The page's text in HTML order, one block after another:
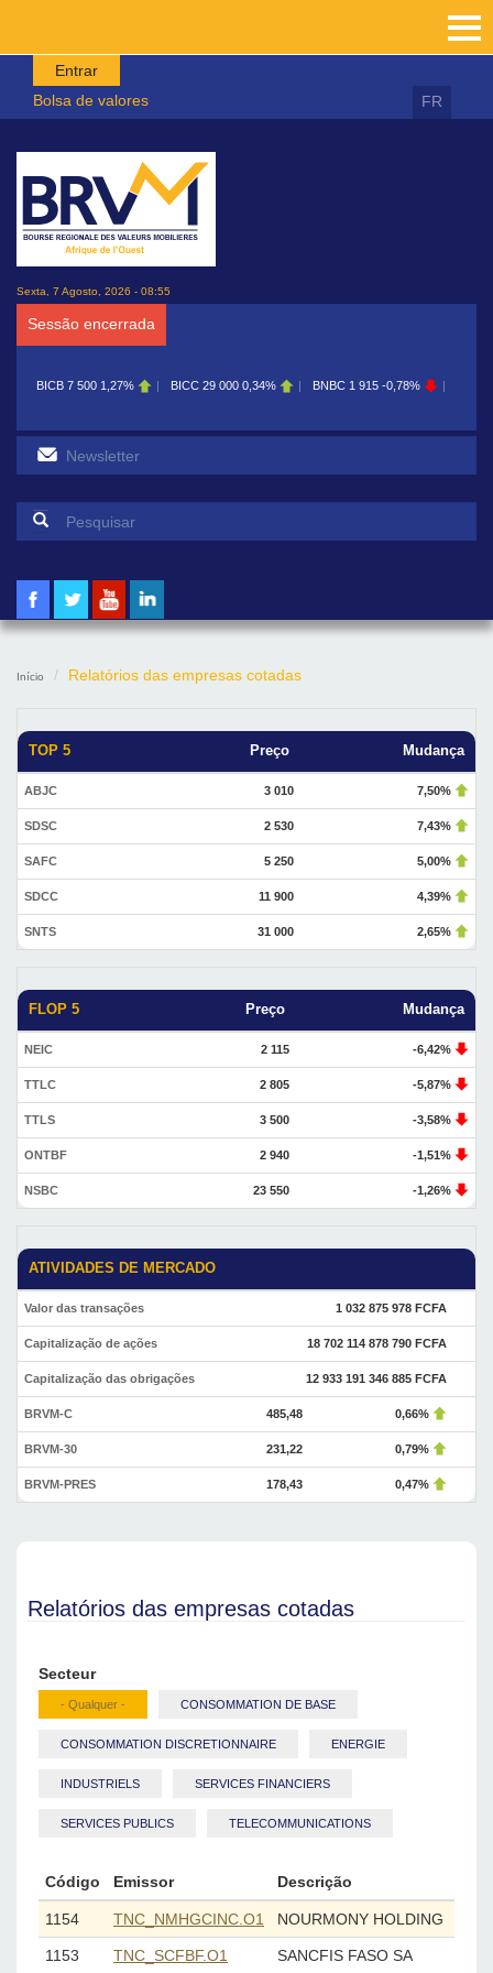
Passar para o conteúdo principal
Entrar
Bolsa de valores
FR
Sexta, 7 Agosto, 2026 - 08:55
Sessão encerrada
7 500 1,27% BICC 29 000 0,34% BNBC 1 915 -0,78% BOAB
Formulário de pesquisa
Início Relatórios das empresas cotadas
TOP 5 Preço Mudança
ABJC 3 010 7,50%
SDSC 2 530 7,43%
SAFC 5 250 5,00%
SDCC 11 900 4,39%
SNTS 31 000 2,65%
FLOP 5 Preço Mudança
NEIC 2 115 -6,42%
TTLC 2 805 -5,87%
TTLS 3 500 -3,58%
ONTBF 2 940 -1,51%
NSBC 23 550 -1,26%
ATIVIDADES DE MERCADO
Valor das transações 1 032 875 978 FCFA
Capitalização de ações 18 702 114 878 790 FCFA
Capitalização das obrigações 12 933 191 346 885 FCFA
BRVM-C 485,48 0,66%
BRVM-30 231,22 0,79%
BRVM-PRES 178,43 0,47%
Relatórios das empresas cotadas
Secteur
- Qualquer - CONSOMMATION DE BASE
CONSOMMATION DISCRETIONNAIRE ENERGIE
INDUSTRIELS SERVICES FINANCIERS
SERVICES PUBLICS TELECOMMUNICATIONS
Código Emissor Descrição
1154 TNC_NMHGCINC.O1 NOURMONY HOLDING
1153 TNC_SCFBF.O1 SANCFIS FASO SA